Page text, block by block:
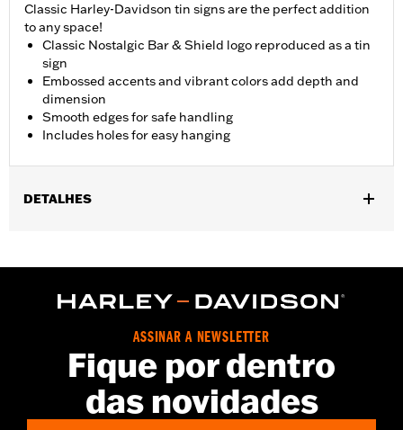
Classic Harley-Davidson tin signs are the perfect addition
to any space!
Classic Nostalgic Bar & Shield logo reproduced as a tin
sign
Embossed accents and vibrant colors add depth and
dimension
Smooth edges for safe handling
Includes holes for easy hanging
DETALHES
Dimension Description:10.5" H x 18" W
ASSINAR A NEWSLETTER
Fique por dentro
das novidades